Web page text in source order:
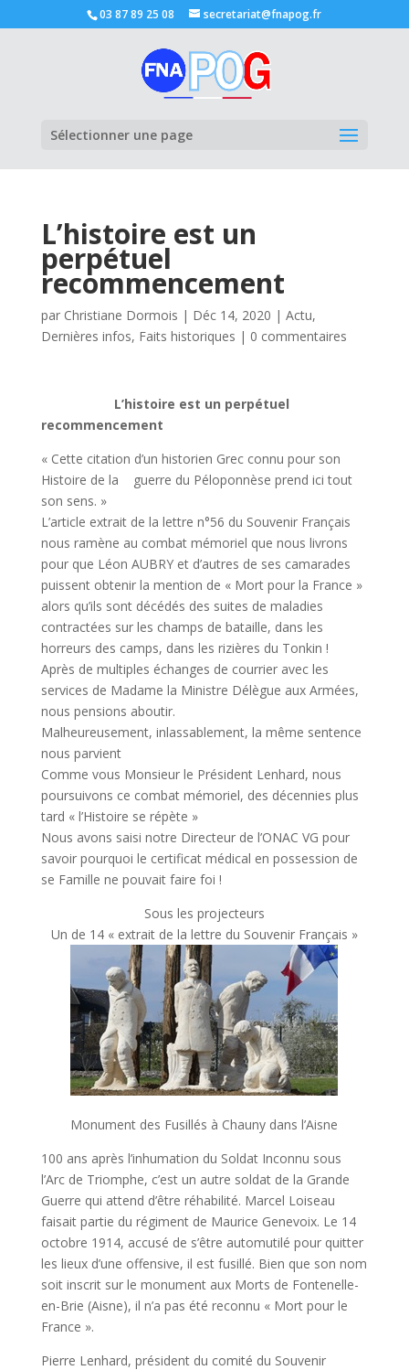
03 87 89 25 08 secretariat@fnapog.fr
Sélectionner une page
L’histoire est un
perpétuel
recommencement
par Christiane Dormois | Déc 14, 2020 | Actu,
Dernières infos, Faits historiques | 0 commentaires
L’histoire est un perpétuel
recommencement
« Cette citation d’un historien Grec connu pour son
Histoire de la guerre du Péloponnèse prend ici tout
son sens. »
L’article extrait de la lettre n°56 du Souvenir Français
nous ramène au combat mémoriel que nous livrons
pour que Léon AUBRY et d’autres de ses camarades
puissent obtenir la mention de « Mort pour la France »
alors qu’ils sont décédés des suites de maladies
contractées sur les champs de bataille, dans les
horreurs des camps, dans les rizières du Tonkin !
Après de multiples échanges de courrier avec les
services de Madame la Ministre Délègue aux Armées,
nous pensions aboutir.
Malheureusement, inlassablement, la même sentence
nous parvient
Comme vous Monsieur le Président Lenhard, nous
poursuivons ce combat mémoriel, des décennies plus
tard « l’Histoire se répète »
Nous avons saisi notre Directeur de l’ONAC VG pour
savoir pourquoi le certificat médical en possession de
se Famille ne pouvait faire foi !
Sous les projecteurs
Un de 14 « extrait de la lettre du Souvenir Français »
Monument des Fusillés à Chauny dans l’Aisne
100 ans après l’inhumation du Soldat Inconnu sous
l’Arc de Triomphe, c’est un autre soldat de la Grande
Guerre qui attend d’être réhabilité. Marcel Loiseau
faisait partie du régiment de Maurice Genevoix. Le 14
octobre 1914, accusé de s’être automutilé pour quitter
les lieux d’une offensive, il est fusillé. Bien que son nom
soit inscrit sur le monument aux Morts de Fontenelle-
en-Brie (Aisne), il n’a pas été reconnu « Mort pour le
France ».
Pierre Lenhard, président du comité du Souvenir